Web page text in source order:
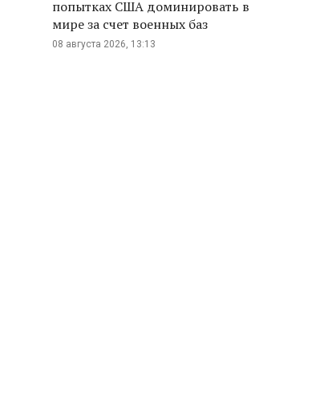
попытках США доминировать в
мире за счет военных баз
08 августа 2026, 13:13